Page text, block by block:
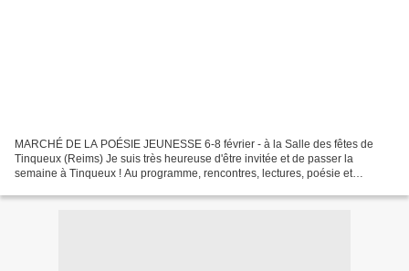
MARCHÉ DE LA POÉSIE JEUNESSE 6-8 février - à la Salle des fêtes de
Tinqueux (Reims) Je suis très heureuse d'être invitée et de passer la
semaine à Tinqueux ! Au programme, rencontres, lectures, poésie et